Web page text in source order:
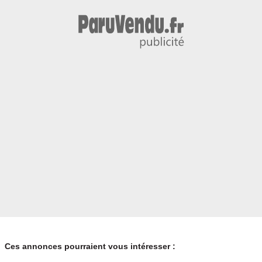
Ces annonces pourraient vous intéresser :